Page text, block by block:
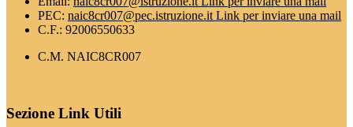
PEC: naic8cr007@pec.istruzione.it Link per inviare una mail
C.F.: 92006550633
C.M. NAIC8CR007
Sezione Link Utili